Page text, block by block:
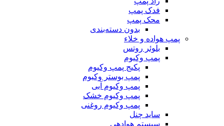
فدک پمپ
محک پمپ
بدون دسته‌بندی
پمپ هواده و خلاء
بلوئر روتس
پمپ وکیوم
پکیج پمپ وکیوم
پمپ بوستر وکیوم
پمپ وکیوم آبی
پمپ وکیوم خشک
پمپ وکیوم روغنی
ساید چنل
سیستم هوادهی